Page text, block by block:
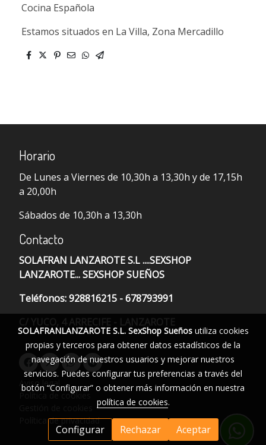
Cocina Española
Estamos situados en La Villa, Zona Mercadillo
Horario
De Lunes a Viernes de 10,30h a 13,30h y de 17,15h
a 20,00h
Sábados de 10,30h a 13,30h
Contacto
SOLAFRAN LANZAROTE S.L ....SEXSHOP
LANZAROTE... SEXSHOP SUEÑOS
Teléfonos: 928816215 - 678793991
Aviso legal
Política de cookies
Política de privacidad
SOLAFRANLANZAROTE S.L. SexShop Sueñosutiliza cookies
propias y terceros para obtener datos estadísticos de la
navegación de nuestros usuarios y mejorar nuestros
servicios. Puedes configurar tus preferencias a través del
botón “Configurar” o obtener más información en nuestra
política de cookies.
Configurar Rechazar Aceptar